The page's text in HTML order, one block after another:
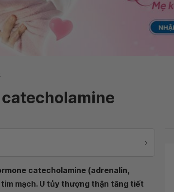
catecholamine (adrenalin,
mạch. U tủy thượng thận tăng tiết